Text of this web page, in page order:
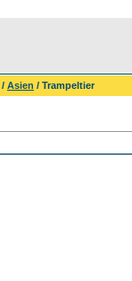
/ Asien / Trampeltier